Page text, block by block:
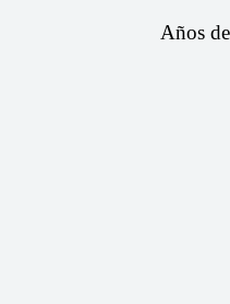
Años